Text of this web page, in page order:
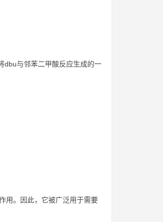
dbu与邻苯二甲酸反应生成的一
用。因此，它被广泛用于需要